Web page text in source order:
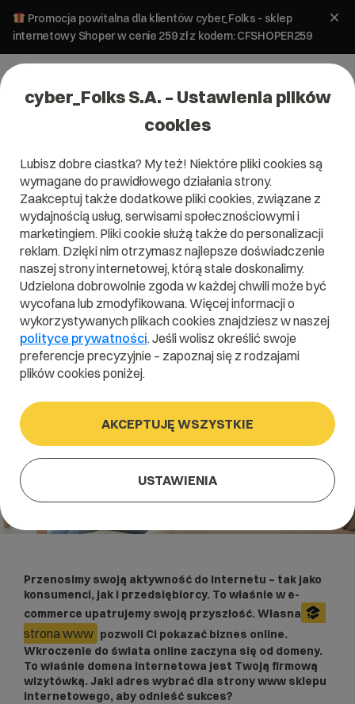
Promocja powitalna dla klientów cyber_Folks - sklep
internetowy Shoper w cenie 259 zł z kodem: CFSHOPER259
Domeny
Domena dla sklepu internetowego
26 czerwca 2025 ok.3 min
Przenosimy swoją aktywność do Internetu – tak jako
konsumenci, jak i przedsiębiorcy. To właśnie w e-
commerce upatrujemy swoją przyszłość. Własna
strona www pozwoli Ci pokazać biznes online.
Wkroczenie do świata online zaczyna się od domeny.
To właśnie domena internetowa jest Twoją firmową
wizytówką. Jaki adres wybrać dla strony www sklepu
internetowego, aby odnieść sukces?
cyber_Folks S.A. – Ustawienia plików
cookies
Lubisz dobre ciastka? My też! Niektóre pliki cookies są
wymagane do prawidłowego działania strony.
Zaakceptuj także dodatkowe pliki cookies, związane z
wydajnością usług, serwisami społecznościowymi i
marketingiem. Pliki cookie służą także do personalizacji
reklam. Dzięki nim otrzymasz najlepsze doświadczenie
naszej strony internetowej, którą stale doskonalimy.
Udzielona dobrowolnie zgoda w każdej chwili może być
wycofana lub zmodyfikowana. Więcej informacji o
wykorzystywanych plikach cookies znajdziesz w naszej
polityce prywatności. Jeśli wolisz określić swoje
preferencje precyzyjnie – zapoznaj się z rodzajami
plików cookies poniżej.
AKCEPTUJĘ WSZYSTKIE
USTAWIENIA